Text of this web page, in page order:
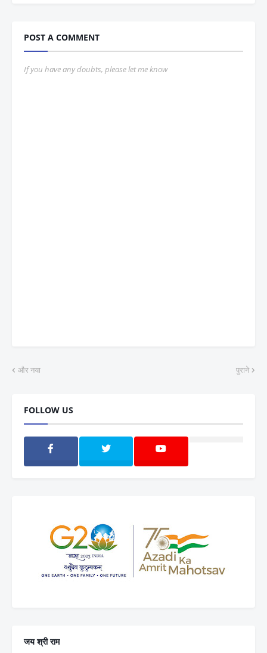
POST A COMMENT
If you have any doubts, please let me know
और नया पुराने
FOLLOW US
जय श्री राम